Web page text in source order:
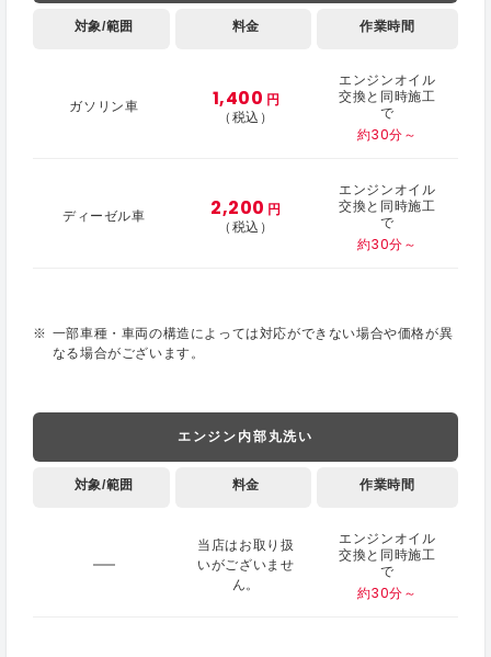
対象/範囲 料金 作業時間
ガソリン車 1,400 円
（税込）
エンジンオイル
交換と同時施工
で
約30分～
ディーゼル車 2,200 円
（税込）
エンジンオイル
交換と同時施工
で
約30分～
一部車種・車両の構造によっては対応ができない場合や価格が異
なる場合がございます。
エンジン内部丸洗い
対象/範囲 料金 作業時間
当店はお取り扱
いがございませ
ん。
エンジンオイル
交換と同時施工
で
約30分～